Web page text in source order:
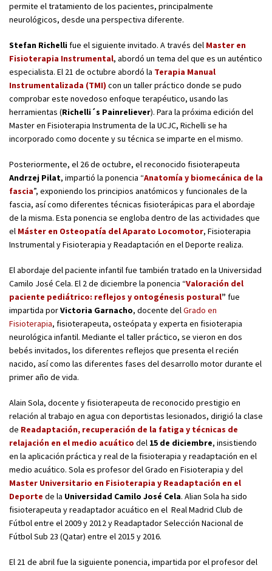
permite el tratamiento de los pacientes, principalmente
neurológicos, desde una perspectiva diferente.
Stefan Richellifue el siguiente invitado. A través del Master en
Fisioterapia Instrumental, abordó un tema del que es un auténtico
especialista. El 21 de octubre abordó la Terapia Manual
Instrumentalizada (TMI) con un taller práctico donde se pudo
comprobar este novedoso enfoque terapéutico, usando las
herramientas (Richelli´s Painreliever). Para la próxima edición del
Master en Fisioterapia Instrumenta de la UCJC, Richelli se ha
incorporado como docente y su técnica se imparte en el mismo.
Posteriormente, el 26 de octubre, el reconocido fisioterapeuta
Andrzej Pilat, impartió la ponencia “Anatomía y biomecánica de la
fascia”, exponiendo los principios anatómicos y funcionales de la
fascia, así como diferentes técnicas fisioterápicas para el abordaje
de la misma. Esta ponencia se engloba dentro de las actividades que
el Máster en Osteopatía del Aparato Locomotor, Fisioterapia
Instrumental y Fisioterapia y Readaptación en el Deporte realiza.
El abordaje del paciente infantil fue también tratado en la Universidad
Camilo José Cela. El 2 de diciembre la ponencia “Valoración del
paciente pediátrico: reflejos y ontogénesis postural” fue
impartida porVictoria Garnacho, docente delGrado en
Fisioterapia, fisioterapeuta, osteópata y experta en fisioterapia
neurológica infantil. Mediante el taller práctico, se vieron en dos
bebés invitados, los diferentes reflejos que presenta el recién
nacido, así como las diferentes fases del desarrollo motor durante el
primer año de vida.
Alain Sola, docente y fisioterapeuta de reconocido prestigio en
relación al trabajo en agua con deportistas lesionados, dirigió la clase
de Readaptación, recuperación de la fatiga y técnicas de
relajación en el medio acuático del 15 de diciembre, insistiendo
en la aplicación práctica y real de la fisioterapia y readaptación en el
medio acuático. Sola es profesor del Grado en Fisioterapia y del
Master Universitario en Fisioterapia y Readaptación en el
Deporte de la Universidad Camilo José Cela. Alian Sola ha sido
fisioterapeuta y readaptador acuático en el Real Madrid Club de
Fútbol entre el 2009 y 2012 y Readaptador Selección Nacional de
Fútbol Sub 23 (Qatar) entre el 2015 y 2016.
El 21 de abril fue la siguiente ponencia, impartida por el profesor del